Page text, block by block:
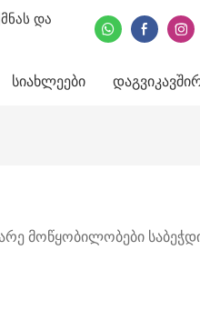
და
ᲡᲘᲐᲮᲚᲔᲔᲑᲘ
მოწყობილობები საბეჭდი